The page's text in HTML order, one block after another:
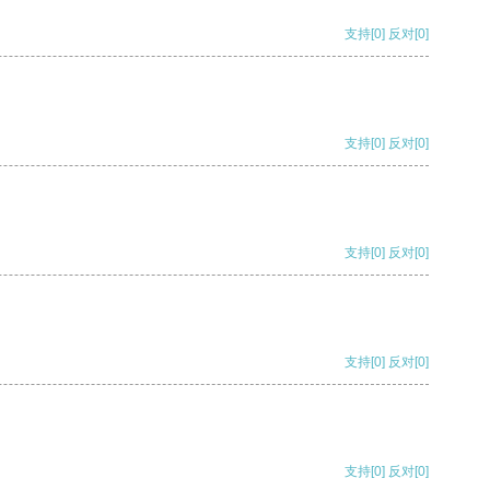
支持[0] 反对[0]
支持[0] 反对[0]
支持[0] 反对[0]
支持[0] 反对[0]
支持[0] 反对[0]